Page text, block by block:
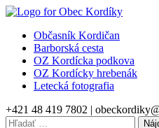
Skip
contentObčasník Kordičan
Barborská cesta
OZ Kordícka podkova
OZ Kordícky hrebenák
Letecká fotografia
+421 48 419 7802 |
Hľadať: